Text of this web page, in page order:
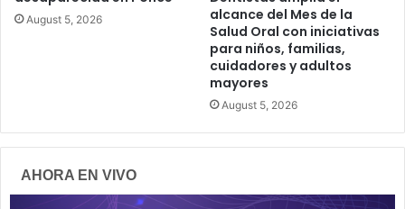
August 5, 2026
alcance del Mes de la
Salud Oral con iniciativas
para niños, familias,
cuidadores y adultos
mayores
August 5, 2026
AHORA EN VIVO